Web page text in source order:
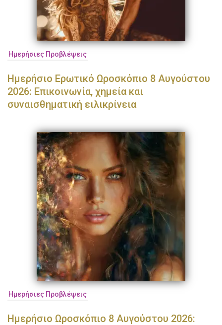
Ημερήσιες Προβλέψεις
Ημερήσιο Ερωτικό Ωροσκόπιο 8 Αυγούστου
2026: Επικοινωνία, χημεία και
συναισθηματική ειλικρίνεια
Ημερήσιες Προβλέψεις
Ημερήσιο Ωροσκόπιο 8 Αυγούστου 2026: